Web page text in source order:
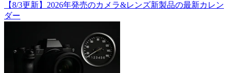
【8/3更新】2026年発売のカメラ&レンズ新製品の最新カレン
ダー